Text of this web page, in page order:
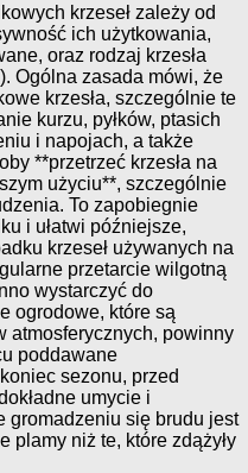
krzeseł zależy od
ich użytkowania,
oraz rodzaj krzesła
Ogólna zasada mówi, że
krzesła, szczególnie te
kurzu, pyłków, ptasich
i napojach, a także
**przetrzeć krzesła na
użyciu**, szczególnie
To zapobiegnie
i ułatwi późniejsze,
krzeseł używanych na
przetarcie wilgotną
wystarczyć do
ogrodowe, które są
atmosferycznych, powinny
poddawane
sezonu, przed
umycie i
gromadzeniu się brudu jest
plamy niż te, które zdążyły